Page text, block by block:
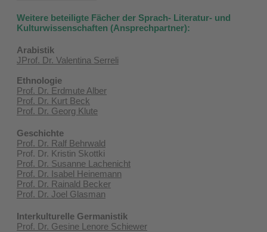
Weitere beteiligte Fächer der Sprach- Literatur- und
Kulturwissenschaften (Ansprechpartner):
Arabistik
JProf. Dr. Valentina Serreli
Ethnologie
Prof. Dr. Erdmute Alber
Prof. Dr. Kurt Beck
Prof. Dr. Georg Klute
Geschichte
Prof. Dr. Ralf Behrwald
Prof. Dr. Kristin Skottki
Prof. Dr. Susanne Lachenicht
Prof. Dr. Isabel Heinemann
Prof. Dr. Rainald Becker
Prof. Dr. Joel Glasman
Interkulturelle Germanistik
Prof. Dr. Gesine Lenore Schiewer